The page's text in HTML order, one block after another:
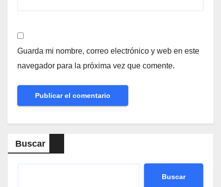
Guarda mi nombre, correo electrónico y web en este
navegador para la próxima vez que comente.
Buscar
Buscar